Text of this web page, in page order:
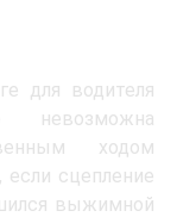
для водителя
ходом
сцепление
выжимной